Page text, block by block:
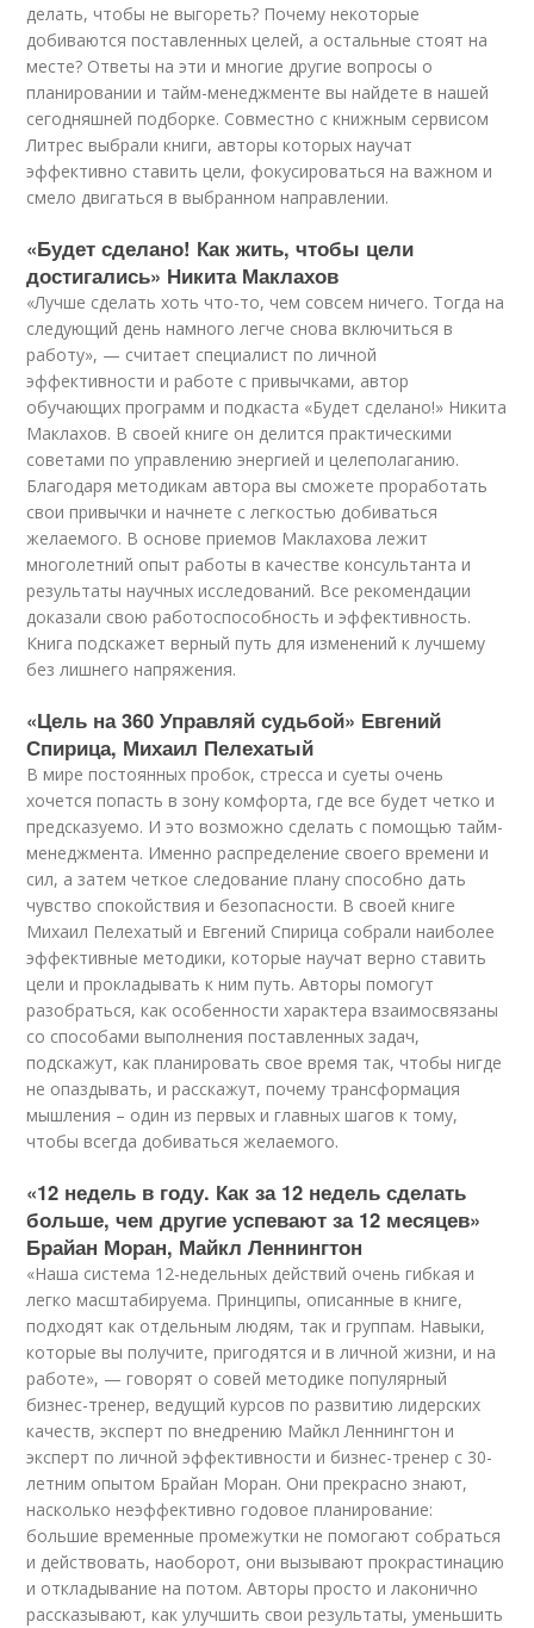
делать, чтобы не выгореть? Почему некоторые
добиваются поставленных целей, а остальные стоят на
месте? Ответы на эти и многие другие вопросы о
планировании и тайм-менеджменте вы найдете в нашей
сегодняшней подборке. Совместно с книжным сервисом
Литрес выбрали книги, авторы которых научат
эффективно ставить цели, фокусироваться на важном и
смело двигаться в выбранном направлении.
«Будет сделано! Как жить, чтобы цели
достигались» Никита Маклахов
«Лучше сделать хоть что-то, чем совсем ничего. Тогда на
следующий день намного легче снова включиться в
работу», — считает специалист по личной
эффективности и работе с привычками, автор
обучающих программ и подкаста «Будет сделано!» Никита
Маклахов. В своей книге он делится практическими
советами по управлению энергией и целеполаганию.
Благодаря методикам автора вы сможете проработать
свои привычки и начнете с легкостью добиваться
желаемого. В основе приемов Маклахова лежит
многолетний опыт работы в качестве консультанта и
результаты научных исследований. Все рекомендации
доказали свою работоспособность и эффективность.
Книга подскажет верный путь для изменений к лучшему
без лишнего напряжения.
«Цель на 360 Управляй судьбой» Евгений
Спирица, Михаил Пелехатый
В мире постоянных пробок, стресса и суеты очень
хочется попасть в зону комфорта, где все будет четко и
предсказуемо. И это возможно сделать с помощью тайм-
менеджмента. Именно распределение своего времени и
сил, а затем четкое следование плану способно дать
чувство спокойствия и безопасности. В своей книге
Михаил Пелехатый и Евгений Спирица собрали наиболее
эффективные методики, которые научат верно ставить
цели и прокладывать к ним путь. Авторы помогут
разобраться, как особенности характера взаимосвязаны
со способами выполнения поставленных задач,
подскажут, как планировать свое время так, чтобы нигде
не опаздывать, и расскажут, почему трансформация
мышления – один из первых и главных шагов к тому,
чтобы всегда добиваться желаемого.
«12 недель в году. Как за 12 недель сделать
больше, чем другие успевают за 12 месяцев»
Брайан Моран, Майкл Леннингтон
«Наша система 12-недельных действий очень гибкая и
легко масштабируема. Принципы, описанные в книге,
подходят как отдельным людям, так и группам. Навыки,
которые вы получите, пригодятся и в личной жизни, и на
работе», — говорят о совей методике популярный
бизнес-тренер, ведущий курсов по развитию лидерских
качеств, эксперт по внедрению Майкл Леннингтон и
эксперт по личной эффективности и бизнес-тренер с 30-
летним опытом Брайан Моран. Они прекрасно знают,
насколько неэффективно годовое планирование:
большие временные промежутки не помогают собраться
и действовать, наоборот, они вызывают прокрастинацию
и откладывание на потом. Авторы просто и лаконично
рассказывают, как улучшить свои результаты, уменьшить